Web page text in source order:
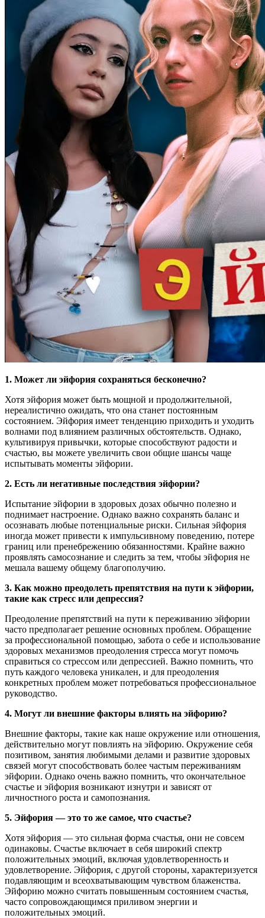
1. Может ли эйфория сохраняться бесконечно?
Хотя эйфория может быть мощной и продолжительной,
нереалистично ожидать, что она станет постоянным
состоянием. Эйфория имеет тенденцию приходить и уходить
волнами под влиянием различных обстоятельств. Однако,
культивируя привычки, которые способствуют радости и
счастью, вы можете увеличить свои общие шансы чаще
испытывать моменты эйфории.
2. Есть ли негативные последствия эйфории?
Испытание эйфории в здоровых дозах обычно полезно и
поднимает настроение. Однако важно сохранять баланс и
осознавать любые потенциальные риски. Сильная эйфория
иногда может привести к импульсивному поведению, потере
границ или пренебрежению обязанностями. Крайне важно
проявлять самосознание и следить за тем, чтобы эйфория не
мешала вашему общему благополучию.
3. Как можно преодолеть препятствия на пути к эйфории,
такие как стресс или депрессия?
Преодоление препятствий на пути к переживанию эйфории
часто предполагает решение основных проблем. Обращение
за профессиональной помощью, забота о себе и использование
здоровых механизмов преодоления стресса могут помочь
справиться со стрессом или депрессией. Важно помнить, что
путь каждого человека уникален, и для преодоления
конкретных проблем может потребоваться профессиональное
руководство.
4. Могут ли внешние факторы влиять на эйфорию?
Внешние факторы, такие как наше окружение или отношения,
действительно могут повлиять на эйфорию. Окружение себя
позитивом, занятия любимыми делами и развитие здоровых
связей могут способствовать более частым переживаниям
эйфории. Однако очень важно помнить, что окончательное
счастье и эйфория возникают изнутри и зависят от
личностного роста и самопознания.
5. Эйфория — это то же самое, что счастье?
Хотя эйфория — это сильная форма счастья, они не совсем
одинаковы. Счастье включает в себя широкий спектр
положительных эмоций, включая удовлетворенность и
удовлетворение. Эйфория, с другой стороны, характеризуется
подавляющим и всеохватывающим чувством блаженства.
Эйфорию можно считать повышенным состоянием счастья,
часто сопровождающимся приливом энергии и
положительных эмоций.